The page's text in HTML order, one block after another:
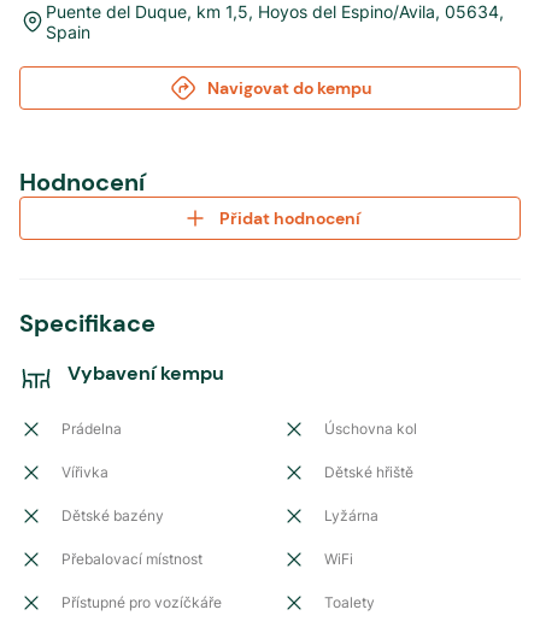
Puente del Duque, km 1,5, Hoyos del Espino/Avila, 05634,
Spain
Navigovat do kempu
Hodnocení
Přidat hodnocení
Specifikace
Vybavení kempu
Prádelna Úschovna kol
Vířivka Dětské hřiště
Dětské bazény Lyžárna
Přebalovací místnost WiFi
Přístupné pro vozíčkáře Toalety